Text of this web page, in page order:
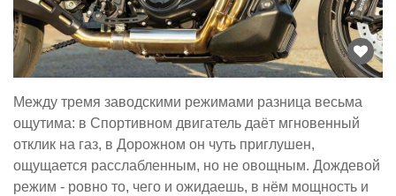
Между тремя заводскими режимами разница весьма
ощутима: в Спортивном двигатель даёт мгновенный
отклик на газ, в Дорожном он чуть приглушен,
ощущается расслабленным, но не овощным. Дождевой
режим - ровно то, чего и ожидаешь, в нём мощность и